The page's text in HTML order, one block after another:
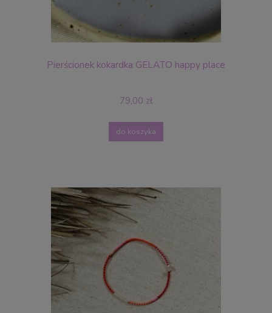
Pierścionek kokardka GELATO happy place
79,00 zł
do koszyka